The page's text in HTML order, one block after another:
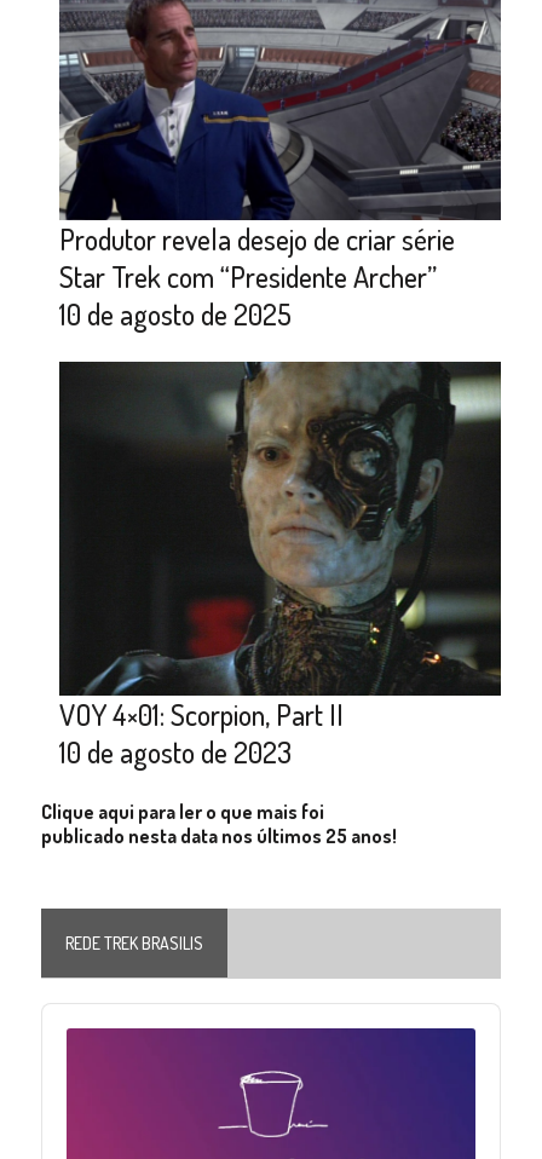
Produtor revela desejo de criar série
Star Trek com “Presidente Archer”
10 de agosto de 2025
VOY 4×01: Scorpion, Part II
10 de agosto de 2023
Clique aqui para ler o que mais foi
publicado nesta data nos últimos 25 anos!
REDE TREK BRASILIS
Audio
Player